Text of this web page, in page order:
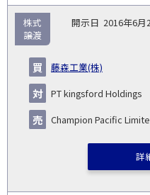
2016年6月
藤森工業(株)
PT kingsford Holdings
Champion Pacific
株式
譲渡
詳